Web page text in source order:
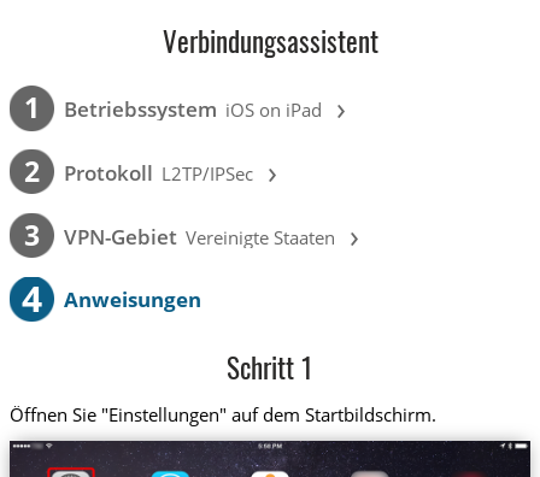
Verbindungsassistent
1 Betriebssystem iOS on iPad ›
2 Protokoll L2TP/IPSec ›
3 VPN-Gebiet Vereinigte Staaten ›
4 Anweisungen
Schritt 1
Öffnen Sie "Einstellungen" auf dem Startbildschirm.